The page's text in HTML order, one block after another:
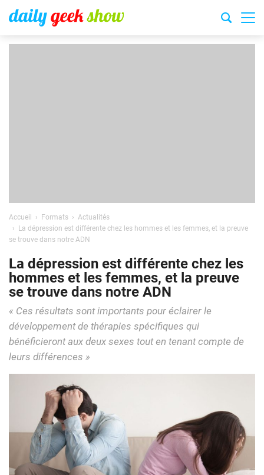
Accueil Formats
Actualités
La dépression est différente chez les hommes et les femmes, et la preuve
se trouve dans notre ADN
La dépression est différente chez les
hommes et les femmes, et la preuve
se trouve dans notre ADN
« Ces résultats sont importants pour éclairer le
développement de thérapies spécifiques qui
bénéficieront aux deux sexes tout en tenant compte de
leurs différences »